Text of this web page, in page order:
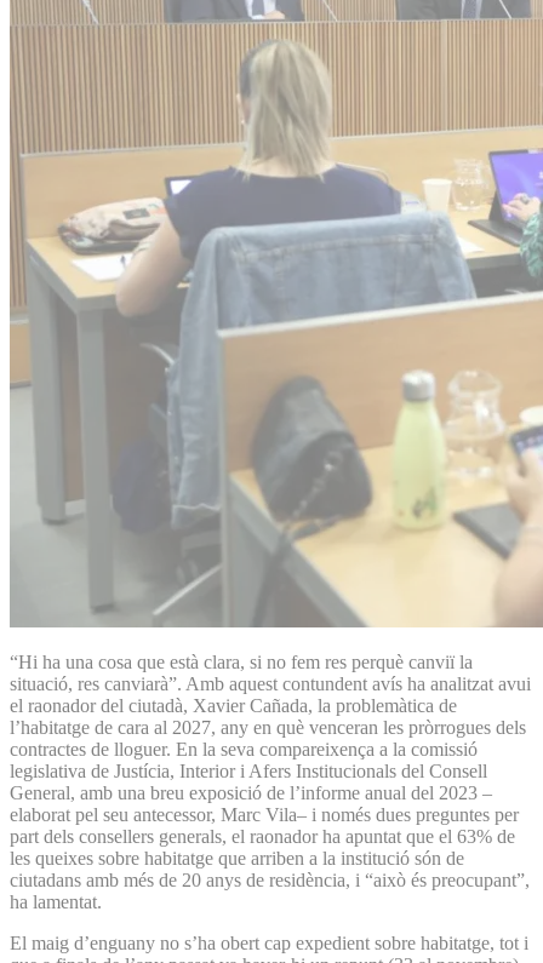
“Hi ha una cosa que està clara, si no fem res perquè canviï la
situació, res canviarà”. Amb aquest contundent avís ha analitzat avui
el raonador del ciutadà, Xavier Cañada, la problemàtica de
l’habitatge de cara al 2027, any en què venceran les pròrrogues dels
contractes de lloguer. En la seva compareixença a la comissió
legislativa de Justícia, Interior i Afers Institucionals del Consell
General, amb una breu exposició de l’informe anual del 2023 –
elaborat pel seu antecessor, Marc Vila– i només dues preguntes per
part dels consellers generals, el raonador ha apuntat que el 63% de
les queixes sobre habitatge que arriben a la institució són de
ciutadans amb més de 20 anys de residència, i “això és preocupant”,
ha lamentat.
El maig d’enguany no s’ha obert cap expedient sobre habitatge, tot i